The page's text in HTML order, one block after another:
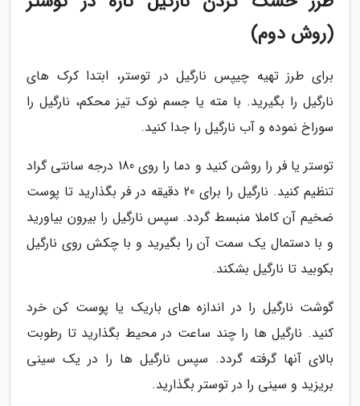
(روش دوم)
برای طرز تهیه چیپس نارگیل در توستر، ابتدا کرک های
نارگیل را بگیرید. با مته یا جسم نوک تیز محکم، نارگیل را
سوراخ نموده و آب نارگیل را جدا کنید.
توستر یا فر را روشن کنید و دما را روی 180 درجه سانتی گراد
تنظیم کنید. نارگیل را برای 20 دقیقه در فر بگذارید تا پوست
ضخیم آن کاملا منبسط گردد. سپس نارگیل را بیرون بیاورید
و با دستمال یک سمت آن را بگیرید و با چکش روی نارگیل
بکوبید تا نارگیل بشکند.
گوشت نارگیل را در اندازه های باریک یا پوست کن خرد
کنید. نارگیل ها را چند ساعت در محیط بگذارید تا رطوبت
بالای آنها گرفته گردد. سپس نارگیل ها را در یک سینی
بریزید و سینی را در توستر بگذارید.